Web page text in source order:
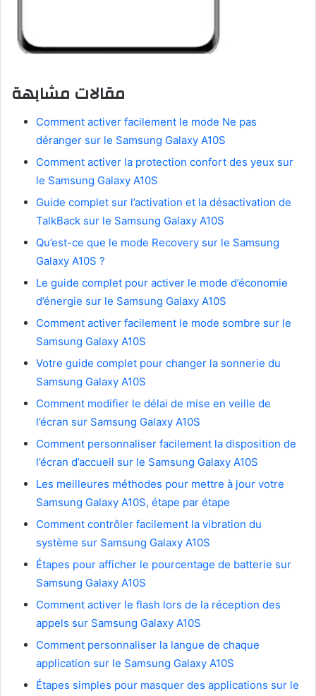
مقالات مشابهة
Comment activer facilement le mode Ne pas
déranger sur le Samsung Galaxy A10S
Comment activer la protection confort des yeux sur
le Samsung Galaxy A10S
Guide complet sur l’activation et la désactivation de
TalkBack sur le Samsung Galaxy A10S
Qu’est-ce que le mode Recovery sur le Samsung
Galaxy A10S ?
Le guide complet pour activer le mode d’économie
d’énergie sur le Samsung Galaxy A10S
Comment activer facilement le mode sombre sur le
Samsung Galaxy A10S
Votre guide complet pour changer la sonnerie du
Samsung Galaxy A10S
Comment modifier le délai de mise en veille de
l’écran sur Samsung Galaxy A10S
Comment personnaliser facilement la disposition de
l’écran d’accueil sur le Samsung Galaxy A10S
Les meilleures méthodes pour mettre à jour votre
Samsung Galaxy A10S, étape par étape
Comment contrôler facilement la vibration du
système sur Samsung Galaxy A10S
Étapes pour afficher le pourcentage de batterie sur
Samsung Galaxy A10S
Comment activer le flash lors de la réception des
appels sur Samsung Galaxy A10S
Comment personnaliser la langue de chaque
application sur le Samsung Galaxy A10S
Étapes simples pour masquer des applications sur le